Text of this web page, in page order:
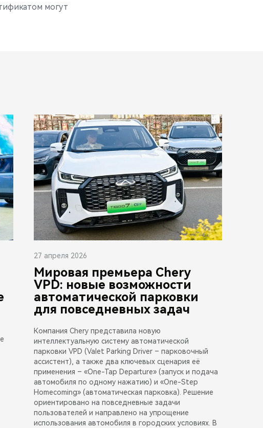
могут
27 апреля 2026
Мировая премьера Chery
VPD: новые возможности
автоматической парковки
для повседневных задач
Компания Chery представила новую
интеллектуальную систему автоматической
парковки VPD (Valet Parking Driver – парковочный
ассистент), а также два ключевых сценария её
применения – «One-Tap Departure» (запуск и подача
автомобиля по одному нажатию) и «One-Step
Homecoming» (автоматическая парковка). Решение
ориентировано на повседневные задачи
пользователей и направлено на упрощение
использования автомобиля в городских условиях. В